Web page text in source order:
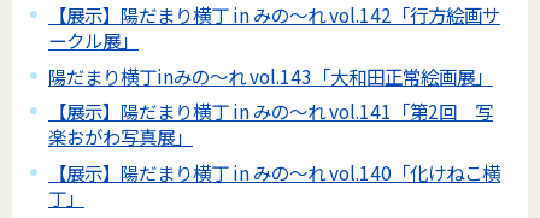
【展示】陽だまり横丁 in みの～れ vol.142「行方絵画サ
ークル展」
陽だまり横丁inみの～れ vol.143「大和田正常絵画展」
【展示】陽だまり横丁 in みの～れ vol.141「第2回 写
楽おがわ写真展」
【展示】陽だまり横丁 in みの～れ vol.140「化けねこ横
丁」